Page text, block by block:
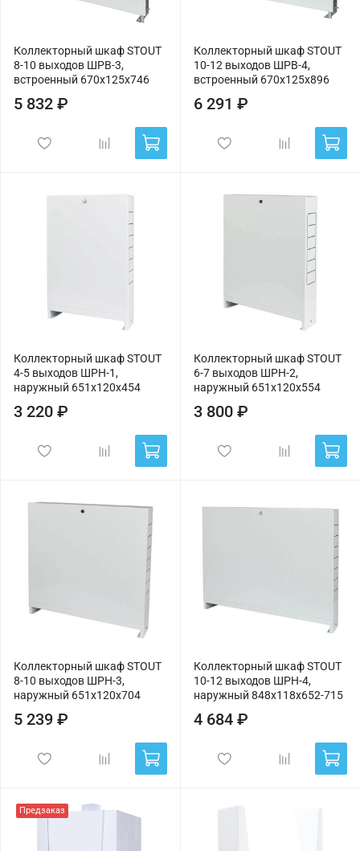
Коллекторный шкаф STOUT
8-10 выходов ШРВ-3,
встроенный 670х125х746
5 832 ₽
Коллекторный шкаф STOUT
10-12 выходов ШРВ-4,
встроенный 670х125х896
6 291 ₽
Коллекторный шкаф STOUT
4-5 выходов ШРН-1,
наружный 651х120х454
3 220 ₽
Коллекторный шкаф STOUT
6-7 выходов ШРН-2,
наружный 651х120х554
3 800 ₽
Коллекторный шкаф STOUT
8-10 выходов ШРН-3,
наружный 651х120х704
5 239 ₽
Коллекторный шкаф STOUT
10-12 выходов ШРН-4,
наружный 848х118х652-715
4 684 ₽
Предзаказ